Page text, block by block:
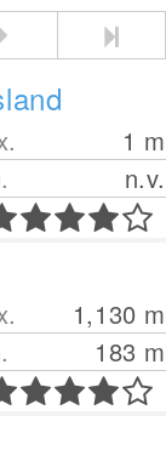
1 m
n.v.
1,130 m
183 m